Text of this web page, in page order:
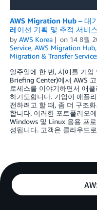
AWS Migration Hub – 대
레이션 기획 및 추적 서비스
by AWS Korea on 14 8월
Service, AWS Migration Hub,
Migration & Transfer
일주일에 한 번, 시애틀 기
Briefing Center)에서 AWS
로세스를 이야기하면서 애
하기도합니다. 기업이 애플
전하려고 할 때, 좀 더 구조
합니다. 이러한 포트폴리오
Windows 및 Linux 응용 프
성됩니다. 고객은 클라우드